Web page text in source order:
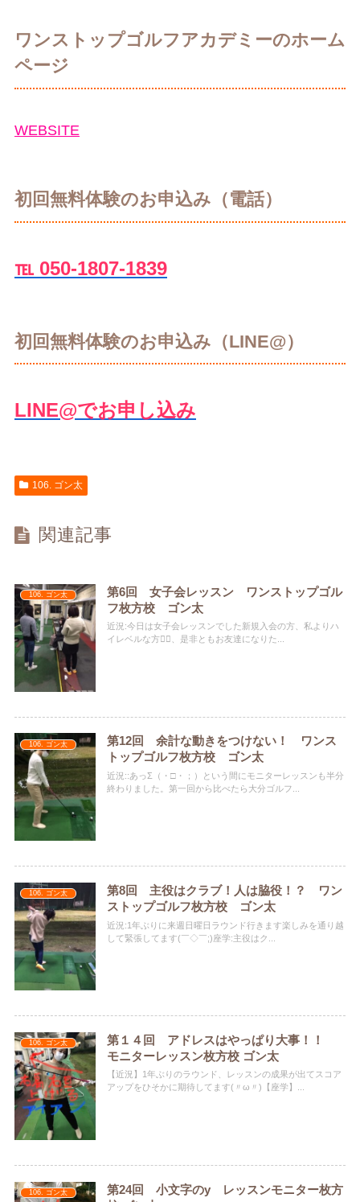
ワンストップゴルフアカデミーのホーム
ページ
WEBSITE
初回無料体験のお申込み（電話）
℡ 050-1807-1839
初回無料体験のお申込み（LINE@）
LINE@でお申し込み
106. ゴン太
関連記事
106. ゴン太
第6回 女子会レッスン ワンストップゴル
フ枚方校 ゴン太
近況:今日は女子会レッスンでした新規入会の方、私よりハ
イレベルな方🏌️‍♀️、是非ともお友達になりた...
106. ゴン太
第12回 余計な動きをつけない！ ワンス
トップゴルフ枚方校 ゴン太
近況::あっΣ（・□・；）という間にモニターレッスンも半分
終わりました。第一回から比べたら大分ゴルフ...
106. ゴン太
第8回 主役はクラブ！人は脇役！？ ワン
ストップゴルフ枚方校 ゴン太
近況:️1年ぶりに来週日曜日ラウンド行きます楽しみを通り越
して緊張してます(￣◇￣;)座学:主役はク...
106. ゴン太
第１４回 アドレスはやっぱり大事！！
モニターレッスン枚方校 ゴン太
【近況】1年ぶりのラウンド、レッスンの成果が出てスコア
アップをひそかに期待してます(〃ω〃)【座学】...
106. ゴン太
第24回 小文字のy レッスンモニター枚方